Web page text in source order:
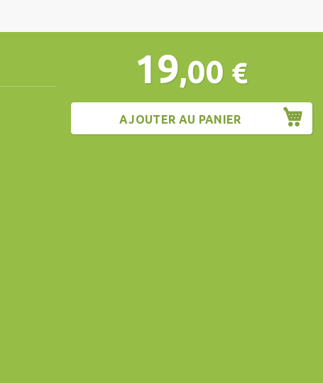
19,00 €
AJOUTER AU PANIER